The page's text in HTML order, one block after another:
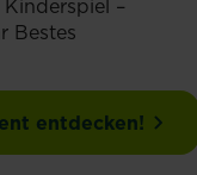
–
Bestes
entdecken!